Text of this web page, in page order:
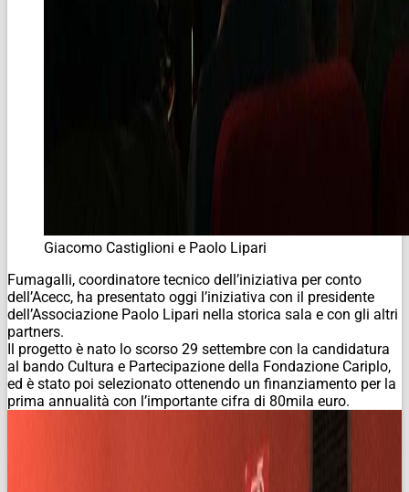
Giacomo Castiglioni e Paolo Lipari
Fumagalli, coordinatore tecnico dell’iniziativa per conto
dell’Acecc, ha presentato oggi l’iniziativa con il presidente
dell’Associazione Paolo Lipari nella storica sala e con gli altri
partners.
Il progetto è nato lo scorso 29 settembre con la candidatura
al bando Cultura e Partecipazione della Fondazione Cariplo,
ed è stato poi selezionato ottenendo un finanziamento per la
prima annualità con l’importante cifra di 80mila euro.